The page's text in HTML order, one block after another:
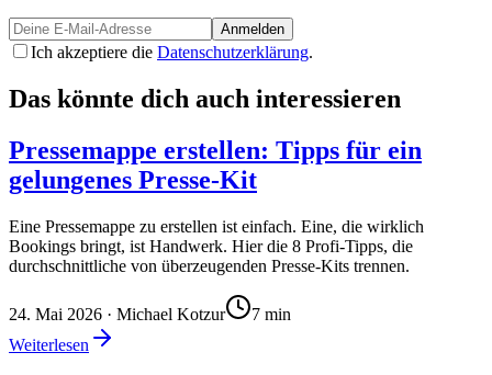
Anmelden
Ich akzeptiere die Datenschutzerklärung.
Das könnte dich auch interessieren
Pressemappe erstellen: Tipps für ein
gelungenes Presse-Kit
Eine Pressemappe zu erstellen ist einfach. Eine, die wirklich
Bookings bringt, ist Handwerk. Hier die 8 Profi-Tipps, die
durchschnittliche von überzeugenden Presse-Kits trennen.
24. Mai 2026 · Michael Kotzur 7 min
Weiterlesen